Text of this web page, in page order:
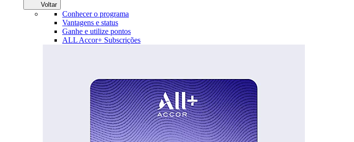
Voltar
Conhecer o programa
Vantagens e status
Ganhe e utilize pontos
ALL Accor+ Subscrições